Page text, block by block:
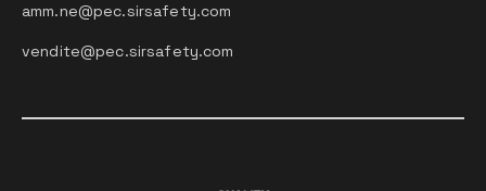
amm.ne@pec.sirsafety.com
vendite@pec.sirsafety.com